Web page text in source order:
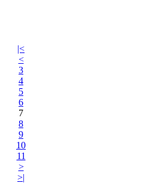
|<
<
3
4
5
6
7
8
9
10
11
>
>|